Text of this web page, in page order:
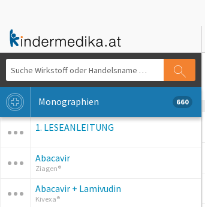
Monographien 660
1. LESEANLEITUNG
Abacavir
Ziagen®
Abacavir + Lamivudin
Kivexa®